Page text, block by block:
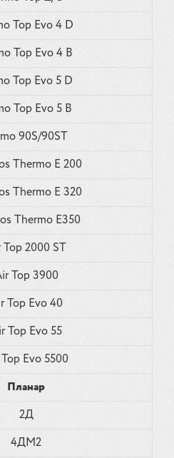
Top Evo 4 D
Top Evo 4 B
Top Evo 5 D
Top Evo 5 B
90S/90ST
Thermo E 200
Thermo E 320
Thermo E350
2000 ST
Top 3900
Top Evo 40
Top Evo 55
Evo 5500
Планар
2Д
4ДМ2